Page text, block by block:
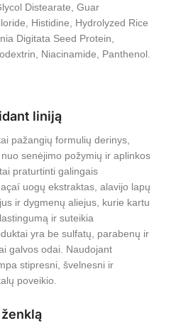
Distearate, Guar
Histidine, Hydrolyzed Rice
Digitata Seed Protein,
Niacinamide, Panthenol.
liniją
pažangių formulių derinys,
senėjimo požymių ir aplinkos
praturtinti galingais
uogų ekstraktas, alavijo lapų
ir dygmenų aliejus, kurie kartu
ir suteikia
yra be sulfatų, parabenų ir
galvos odai. Naudojant
stipresni, švelnesni ir
poveikio.